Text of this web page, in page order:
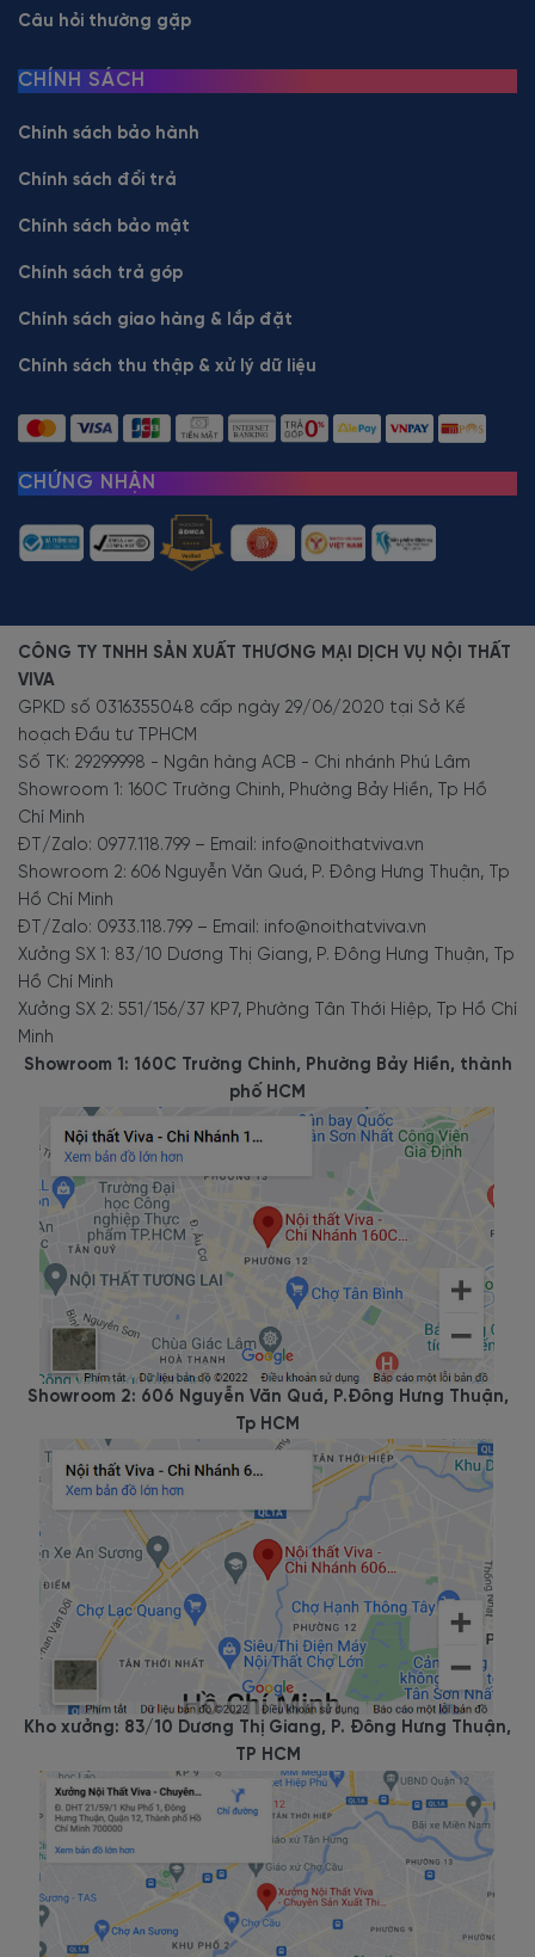
Câu hỏi thường gặp
CHÍNH SÁCH
Chính sách bảo hành
Chính sách đổi trả
Chính sách bảo mật
Chính sách trả góp
Chính sách giao hàng & lắp đặt
Chính sách thu thập & xử lý dữ liệu
CHỨNG NHẬN
CÔNG TY TNHH SẢN XUẤT THƯƠNG MẠI DỊCH VỤ NỘI THẤT
VIVA
GPKD số 0316355048 cấp ngày 29/06/2020 tại Sở Kế
hoạch Đầu tư TPHCM
Số TK: 29299998 - Ngân hàng ACB - Chi nhánh Phú Lâm
Showroom 1: 160C Trường Chinh, Phường Bảy Hiền, Tp Hồ
Chí Minh
ĐT/Zalo: 0977.118.799 – Email: info@noithatviva.vn
Showroom 2: 606 Nguyễn Văn Quá, P. Đông Hưng Thuận, Tp
Hồ Chí Minh
ĐT/Zalo: 0933.118.799 – Email: info@noithatviva.vn
Xưởng SX 1: 83/10 Dương Thị Giang, P. Đông Hưng Thuận, Tp
Hồ Chí Minh
Xưởng SX 2: 551/156/37 KP7, Phường Tân Thới Hiệp, Tp Hồ Chí
Minh
Showroom 1: 160C Trường Chinh, Phường Bảy Hiền, thành
phố HCM
Showroom 2: 606 Nguyễn Văn Quá, P.Đông Hưng Thuận,
Tp HCM
Kho xưởng: 83/10 Dương Thị Giang, P. Đông Hưng Thuận,
TP HCM